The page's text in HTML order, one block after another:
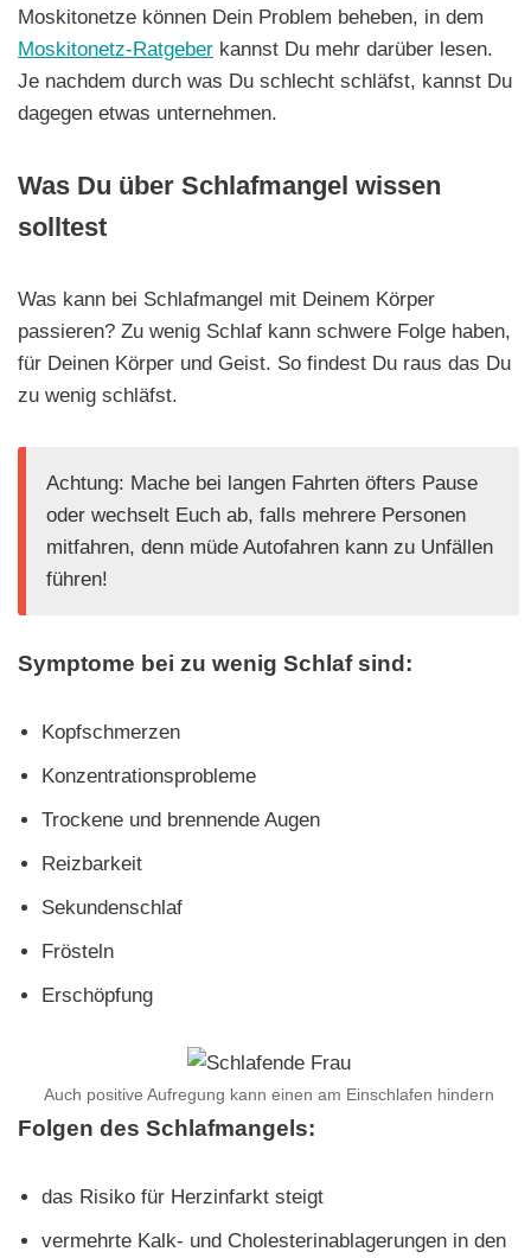
Moskitonetze können Dein Problem beheben, in dem
Moskitonetz-Ratgeber kannst Du mehr darüber lesen.
Je nachdem durch was Du schlecht schläfst, kannst Du
dagegen etwas unternehmen.
Was Du über Schlafmangel wissen
solltest
Was kann bei Schlafmangel mit Deinem Körper
passieren? Zu wenig Schlaf kann schwere Folge haben,
für Deinen Körper und Geist. So findest Du raus das Du
zu wenig schläfst.
Achtung: Mache bei langen Fahrten öfters Pause
oder wechselt Euch ab, falls mehrere Personen
mitfahren, denn müde Autofahren kann zu Unfällen
führen!
Symptome bei zu wenig Schlaf sind:
Kopfschmerzen
Konzentrationsprobleme
Trockene und brennende Augen
Reizbarkeit
Sekundenschlaf
Frösteln
Erschöpfung
Auch positive Aufregung kann einen am Einschlafen hindern
Folgen des Schlafmangels:
das Risiko für Herzinfarkt steigt
vermehrte Kalk- und Cholesterinablagerungen in den